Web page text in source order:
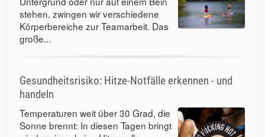
stehen, zwingen wir verschiedene
Körperbereiche zur Teamarbeit. Das
große...
Gesundheitsrisiko: Hitze-Notfälle erkennen - und
handeln
Temperaturen weit über 30 Grad, die
Sonne brennt: In diesen Tagen bringt